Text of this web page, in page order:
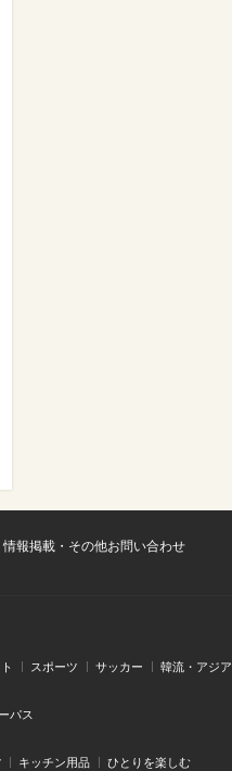
報掲載・その他お問い合わせ
スポーツ サッカー 韓流・アジア
パス
キッチン用品 ひとりを楽しむ